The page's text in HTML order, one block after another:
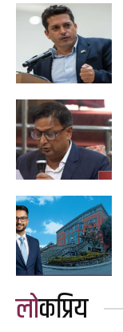
लोकप्रिय